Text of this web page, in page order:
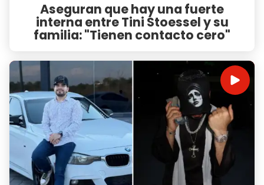
Aseguran que hay una fuerte
interna entre Tini Stoessel y su
familia: "Tienen contacto cero"